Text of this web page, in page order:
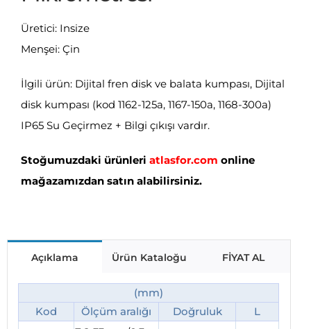
Üretici: Insize
Menşei: Çin
İlgili ürün: Dijital fren disk ve balata kumpası, Dijital
disk kumpası (kod 1162-125a, 1167-150a, 1168-300a)
IP65 Su Geçirmez + Bilgi çıkışı vardır.
Stoğumuzdaki ürünleri atlasfor.com online
mağazamızdan satın alabilirsiniz.
Açıklama Ürün Kataloğu FİYAT AL
(mm)
Kod
Ölçüm aralığı Doğruluk L